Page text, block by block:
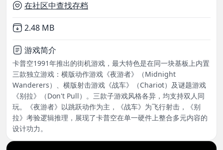
在社区中查找存档
Not downloaded
2.48 MB
游戏简介
卡普空1991年推出的街机游戏，最大特色是在同一块基板上内置
三款独立游戏：横版动作游戏《夜游者》（Midnight
Wanderers）、横版射击游戏《战车》（Chariot）及谜题游戏
《别拉》（Don't Pull）。三款子游戏风格各异，均支持双人同
玩。《夜游者》以跳跃动作为主，《战车》为飞行射击，《别
拉》考验逻辑推理，展现了卡普空在单一硬件上整合多元内容的
设计功力。